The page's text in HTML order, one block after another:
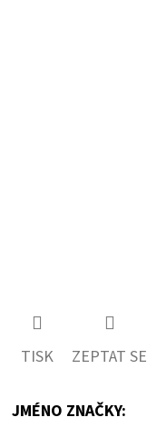
TISK ZEPTAT SE
JMÉNO ZNAČKY: